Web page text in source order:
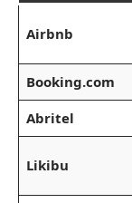
Airbnb
Booking.com
Abritel
Likibu